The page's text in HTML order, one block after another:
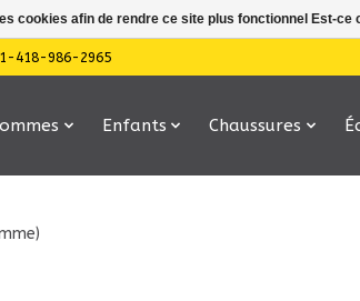
418-986-2965
Enfants Chaussures
cookies afin de rendre ce site plus fonctionnel Est-ce